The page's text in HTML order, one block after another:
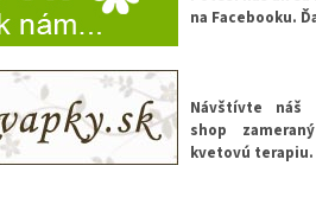
na Facebooku.
Návštívte náš
shop
kvetovú terapiu.